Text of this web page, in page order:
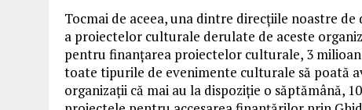
Tocmai de aceea, una dintre direcțiile noastre
a proiectelor culturale derulate de aceste
pentru finanțarea proiectelor culturale, 3
toate tipurile de evenimente culturale să poată
organizații că mai au la dispoziție o săptămână,